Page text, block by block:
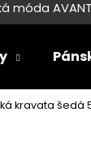
móda
kravata šedá